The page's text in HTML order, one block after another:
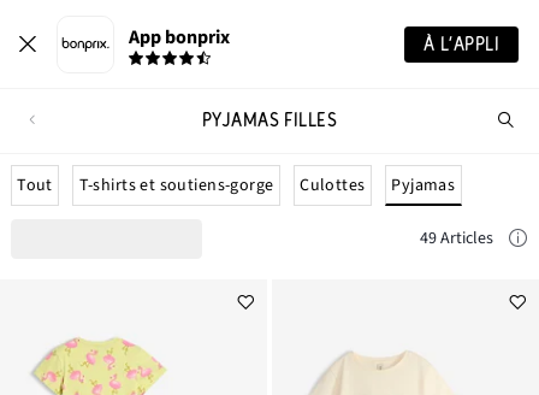
App bonprix À L’APPLI
PYJAMAS FILLES
Tout T-shirts et soutiens-gorge Culottes Pyjamas
49 Articles